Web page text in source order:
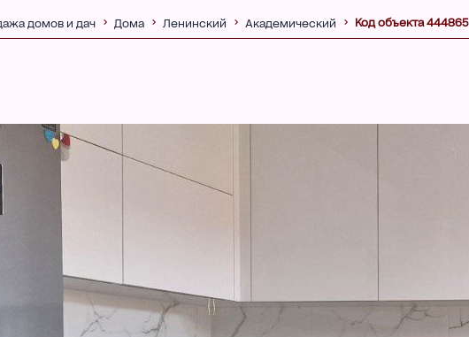
домов и дач Дома Ленинский Академический Код объекта 444865